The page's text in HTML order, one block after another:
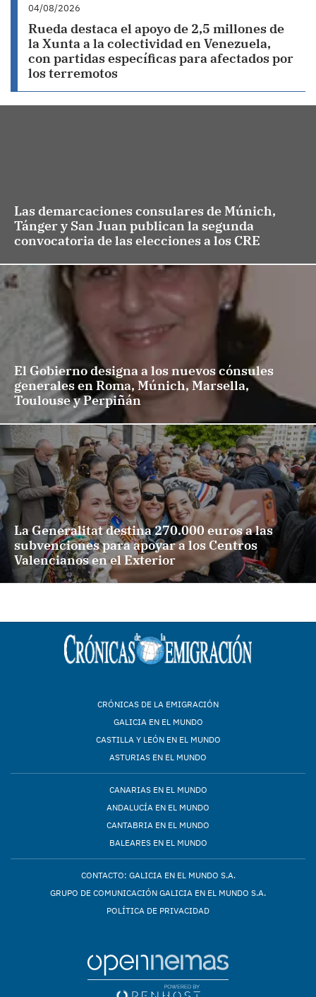
04/08/2026
Rueda destaca el apoyo de 2,5 millones de
la Xunta a la colectividad en Venezuela,
con partidas específicas para afectados por
los terremotos
Las demarcaciones consulares de Múnich,
Tánger y San Juan publican la segunda
convocatoria de las elecciones a los CRE
El Gobierno designa a los nuevos cónsules
generales en Roma, Múnich, Marsella,
Toulouse y Perpiñán
La Generalitat destina 270.000 euros a las
subvenciones para apoyar a los Centros
Valencianos en el Exterior
CRÓNICAS DE LA EMIGRACIÓN
GALICIA EN EL MUNDO
CASTILLA Y LEÓN EN EL MUNDO
ASTURIAS EN EL MUNDO
CANARIAS EN EL MUNDO
ANDALUCÍA EN EL MUNDO
CANTABRIA EN EL MUNDO
BALEARES EN EL MUNDO
CONTACTO: GALICIA EN EL MUNDO S.A.
GRUPO DE COMUNICACIÓN GALICIA EN EL MUNDO S.A.
POLÍTICA DE PRIVACIDAD